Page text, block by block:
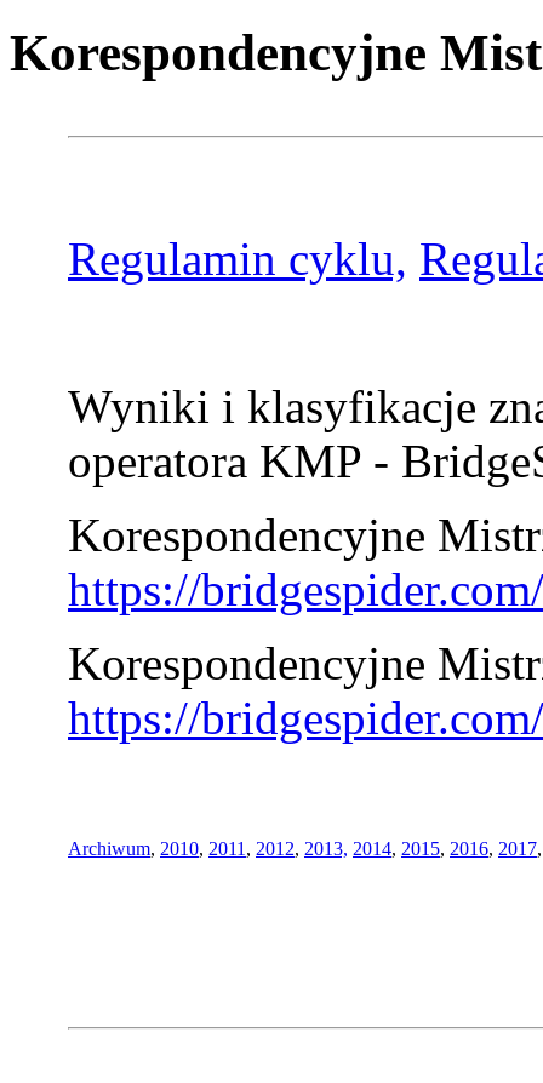
Korespondencyjne
Regulamin cyklu,
Wyniki i klasyfikacje
operatora KMP -
Korespondencyjne
https://
Korespondencyjne
https://
Archiwum, 2010, 2011 , 2012, 2013, 2014, 2015, 2016, 2017